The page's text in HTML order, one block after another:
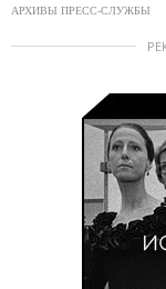
АРХИВЫ ПРЕСС-СЛУЖБЫ